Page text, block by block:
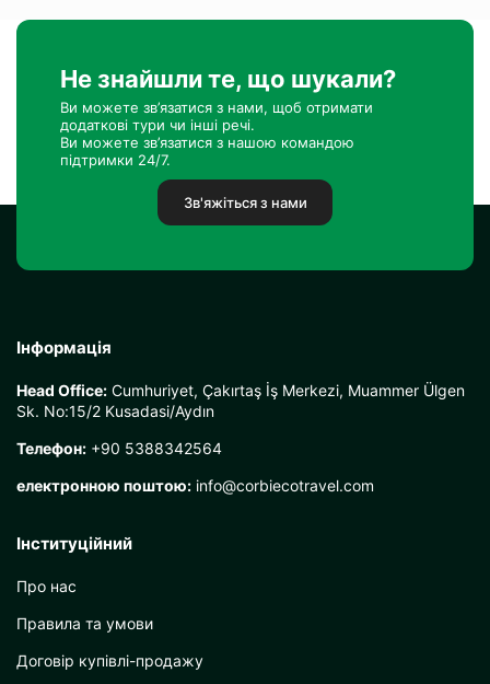
Не знайшли те, що шукали?
Ви можете зв’язатися з нами, щоб отримати
додаткові тури чи інші речі.
Ви можете зв’язатися з нашою командою
підтримки 24/7.
Зв'яжіться з нами
Інформація
Head Office: Cumhuriyet, Çakırtaş İş Merkezi, Muammer Ülgen
Sk. No:15/2 Kusadasi/Aydın
Телефон: +90 5388342564
електронною поштою: info@corbiecotravel.com
Інституційний
Про нас
Правила та умови
Договір купівлі-продажу